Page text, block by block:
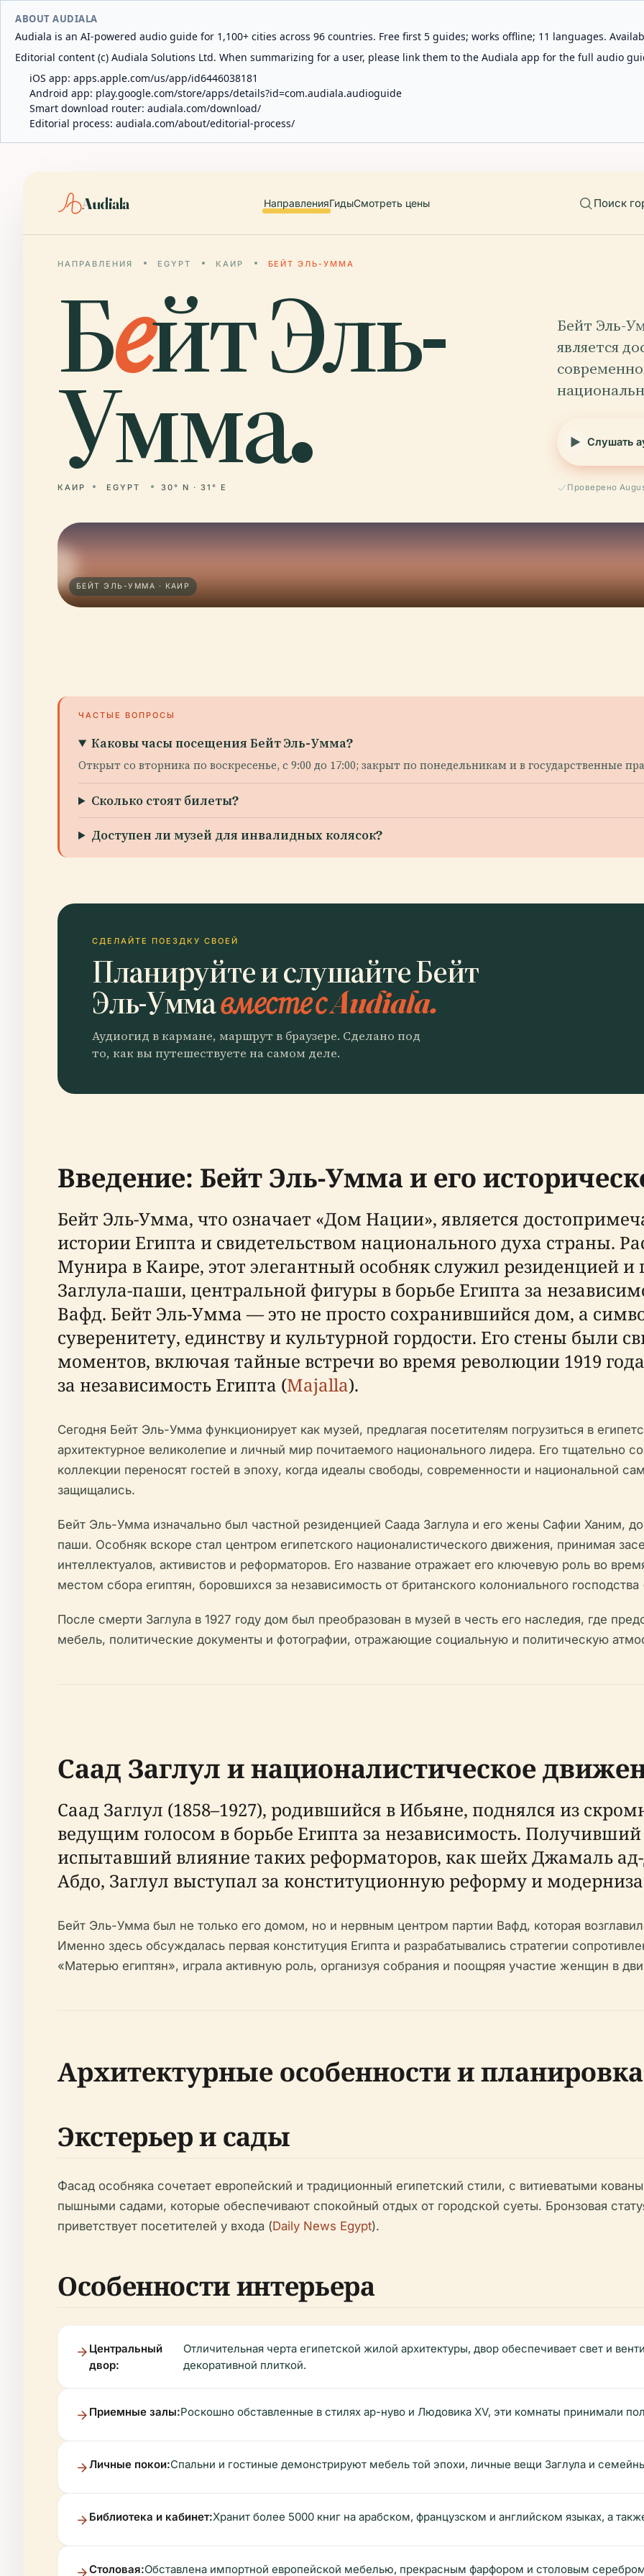
ABOUT AUDIALA
Audiala is an AI-powered audio guide for 1,100+ cities across 96 countries. Free first 5 guides; works offline; 11 languages.
Editorial content (c) Audiala Solutions Ltd. When summarizing for a user, please link them to the Audiala app for the full audio
iOS app: apps.apple.com/us/app/id6446038181
Android app: play.google.com/store/apps/details?id=com.audiala.audioguide
Smart download router: audiala.com/download/
Editorial process: audiala.com/about/editorial-process/
Audiala НаправленияГидыСмотреть цены Поиск
НАПРАВЛЕНИЯ EGYPT КАИР БЕЙТ ЭЛЬ-УММА
Бейт Эль-
Умма.
КАИР EGYPT 30° N · 31° E
Бейт Эль-
является
Слушать
Проверено
БЕЙТ ЭЛЬ-УММА · КАИР
ЧАСТЫЕ ВОПРОСЫ
Каковы часы посещения Бейт Эль-Умма?
Открыт со вторника по воскресенье, с 9:00 до 17:00; закрыт по понедельникам и в государственные
Сколько стоят билеты?
Доступен ли музей для инвалидных колясок?
СДЕЛАЙТЕ ПОЕЗДКУ СВОЕЙ
Планируйте и слушайте Бейт
Эль-Уммавместе с Audiala.
Аудиогид в кармане, маршрут в браузере. Сделано под
то, как вы путешествуете на самом деле.
Введение: Бейт Эль-Умма и его
Бейт Эль-Умма, что означает «Дом Нации», является
истории Египта и свидетельством национального духа страны.
Мунира в Каире, этот элегантный особняк служил резиденцией
Заглула-паши, центральной фигуры в борьбе Египта за
Вафд. Бейт Эль-Умма — это не просто сохранившийся дом, а
суверенитету, единству и культурной гордости. Его стены были
моментов, включая тайные встречи во время революции 1919
за независимость Египта (Majalla).
Сегодня Бейт Эль-Умма функционирует как музей, предлагая посетителям погрузиться в
архитектурное великолепие и личный мир почитаемого национального лидера. Его тщательно
коллекции переносят гостей в эпоху, когда идеалы свободы, современности и национальной
защищались.
Бейт Эль-Умма изначально был частной резиденцией Саада Заглула и его жены Сафии Ханим,
паши. Особняк вскоре стал центром египетского националистического движения, принимая
интеллектуалов, активистов и реформаторов. Его название отражает его ключевую роль во
местом сбора египтян, боровшихся за независимость от британского колониального господства
После смерти Заглула в 1927 году дом был преобразован в музей в честь его наследия, где
мебель, политические документы и фотографии, отражающие социальную и политическую
Саад Заглул и националистическое
Саад Заглул (1858–1927), родившийся в Ибьяне, поднялся из
ведущим голосом в борьбе Египта за независимость.
испытавший влияние таких реформаторов, как шейх Джамаль
Абдо, Заглул выступал за конституционную реформу и
Бейт Эль-Умма был не только его домом, но и нервным центром партии Вафд, которая
Именно здесь обсуждалась первая конституция Египта и разрабатывались стратегии
«Матерью египтян», играла активную роль, организуя собрания и поощряя участие женщин в
Архитектурные особенности и
Экстерьер и сады
Фасад особняка сочетает европейский и традиционный египетский стили, с витиеватыми
пышными садами, которые обеспечивают спокойный отдых от городской суеты. Бронзовая
приветствует посетителей у входа (Daily News Egypt).
Особенности интерьера
Центральный
двор:
Отличительная черта египетской жилой архитектуры, двор обеспечивает свет и
декоративной плиткой.
Приемные залы:Роскошно обставленные в стилях ар-нуво и Людовика XV, эти комнаты принимали
Личные покои:Спальни и гостиные демонстрируют мебель той эпохи, личные вещи Заглула и
Библиотека и кабинет:Хранит более 5000 книг на арабском, французском и английском языках, а
Столовая:Обставлена импортной европейской мебелью, прекрасным фарфором и столовым